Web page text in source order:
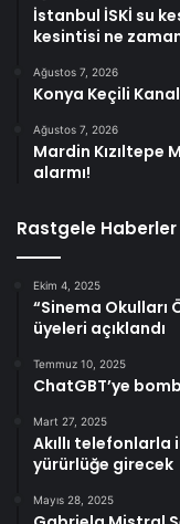
İstanbul İSKİ su
kesintisi ne
Ağustos 7, 2026
Konya Keçili
Ağustos 7, 2026
Mardin Kızıltepe
alarmı!
Rastgele Haberler
Ekim 4, 2025
“Sinema Okulları
üyeleri açıklandı
Temmuz 10, 2025
ChatGBT’ye
Mart 27, 2025
Akıllı telefonlarla
yürürlüğe girecek
Mayıs 28, 2025